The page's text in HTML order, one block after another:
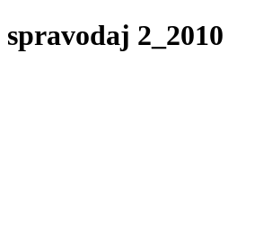
spravodaj 2_2010